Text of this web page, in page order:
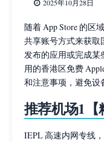
2025年10月28日
随着 App Store 的区
共享账号方式来获取
发布的应用或完成
用的香港区免费
和注意事项，避免设
推荐机场1【
IEPL 高速内网专线